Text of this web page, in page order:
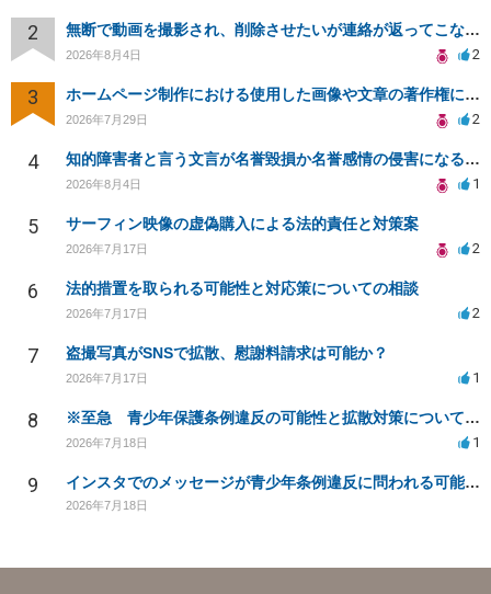
2 無断で動画を撮影され、削除させたいが連絡が返ってこない。
2026年8月4日 2
3 ホームページ制作における使用した画像や文章の著作権について
2026年7月29日 2
4 知的障害者と言う文言が名誉毀損か名誉感情の侵害になるか教えてほしい。
2026年8月4日 1
5 サーフィン映像の虚偽購入による法的責任と対策案
2026年7月17日 2
6 法的措置を取られる可能性と対応策についての相談
2026年7月17日 2
7 盗撮写真がSNSで拡散、慰謝料請求は可能か？
2026年7月17日 1
8 ※至急 青少年保護条例違反の可能性と拡散対策について相談したい
2026年7月18日 1
9 インスタでのメッセージが青少年条例違反に問われる可能性は？
2026年7月18日